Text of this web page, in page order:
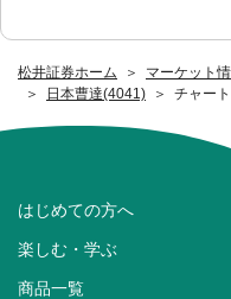
松井証券ホーム
マーケット
日本曹達(4041)
チャート
はじめての方へ
楽しむ・学ぶ
商品一覧